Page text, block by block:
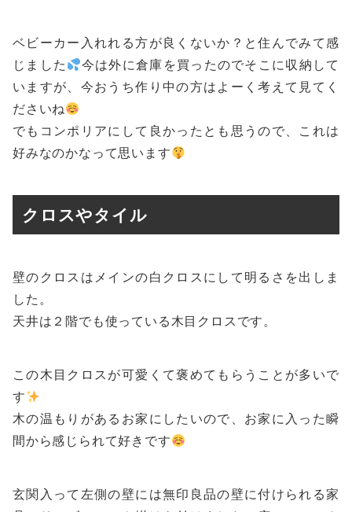
ベビーカー入れれる方が良くないか？と住んでみて感
じました
今は外に倉庫を買ったのでそこに収納して
いますが、今おうち作り中の方はよーく考えて見てく
ださいね
でもコンポリアにして良かったとも思うので、これは
好みなのかなって思います
クロスやタイル
壁のクロスはメインの白クロスにして明るさを出しま
した。
天井は２階でも使っている木目クロスです。
この木目クロスが可愛くて褒めてもらうことが多いで
す
木の温もりがあるお家にしたいので、お家に入った瞬
間から感じられて好きです
玄関入って左側の壁には無印良品の壁に付けられる家